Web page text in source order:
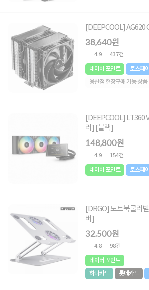
[DEEPCOOL]
38,640원
4.9 437건
네이버 포인트
토스페이
용산점 현장구매 가능 상품
[DEEPCOOL] LT360
러] [블랙]
148,800원
4.9 154건
네이버 포인트 토스페이
[DRGO] 노트북쿨러
버]
32,500원
4.8 98건
네이버 포인트
하나카드
롯데카드